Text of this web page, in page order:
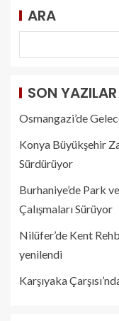
ARA
SON YAZILAR
Osmangazi’de
Konya Büyükşehir
Sürdürüyor
Burhaniye’de Park
Çalışmaları Sürüyor
Nilüfer’de Kent
yenilendi
Karşıyaka